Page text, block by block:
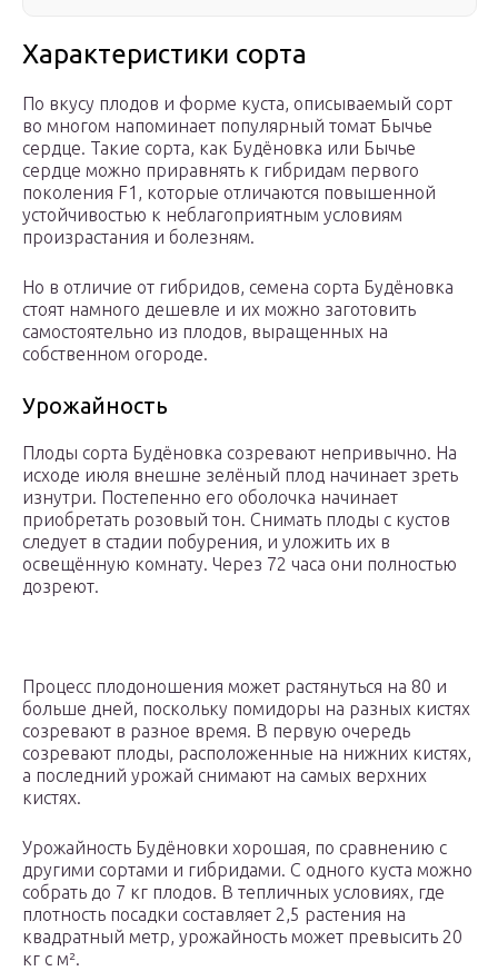
Характеристики сорта
По вкусу плодов и форме куста, описываемый сорт
во многом напоминает популярный томат Бычье
сердце. Такие сорта, как Будёновка или Бычье
сердце можно приравнять к гибридам первого
поколения F1, которые отличаются повышенной
устойчивостью к неблагоприятным условиям
произрастания и болезням.
Но в отличие от гибридов, семена сорта Будёновка
стоят намного дешевле и их можно заготовить
самостоятельно из плодов, выращенных на
собственном огороде.
Урожайность
Плоды сорта Будёновка созревают непривычно. На
исходе июля внешне зелёный плод начинает зреть
изнутри. Постепенно его оболочка начинает
приобретать розовый тон. Снимать плоды с кустов
следует в стадии побурения, и уложить их в
освещённую комнату. Через 72 часа они полностью
дозреют.
Процесс плодоношения может растянуться на 80 и
больше дней, поскольку помидоры на разных кистях
созревают в разное время. В первую очередь
созревают плоды, расположенные на нижних кистях,
а последний урожай снимают на самых верхних
кистях.
Урожайность Будёновки хорошая, по сравнению с
другими сортами и гибридами. С одного куста можно
собрать до 7 кг плодов. В тепличных условиях, где
плотность посадки составляет 2,5 растения на
квадратный метр, урожайность может превысить 20
кг с м².